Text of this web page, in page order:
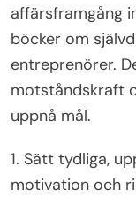
affärsframgång
böcker om
entreprenörer.
motståndskraft
uppnå mål.
1. Sätt tydliga,
motivation och